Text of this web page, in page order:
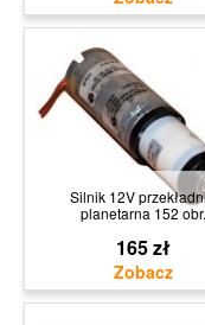
Silnik 12V
planetarna 152 obr.
165 zł